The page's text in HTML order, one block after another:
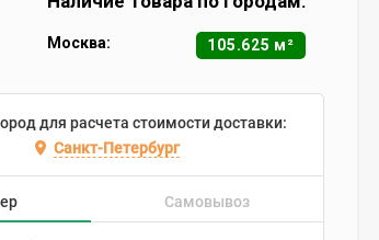
Москва: 105.625 м²
для расчета стоимости доставки:
Санкт-Петербург
Самовывоз